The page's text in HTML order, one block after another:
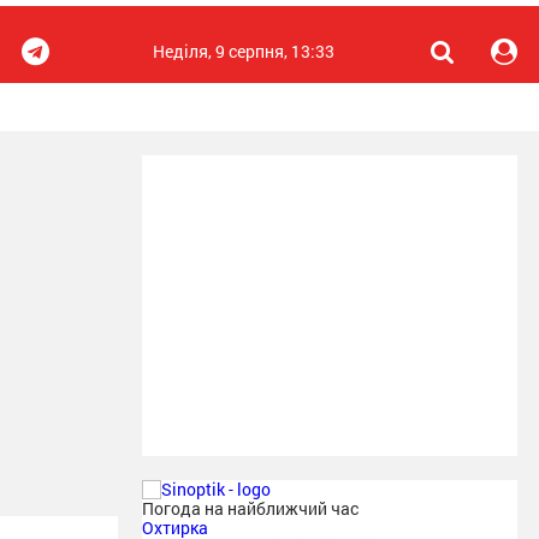
Неділя, 9 серпня, 13:33
Погода на найближчий час
Охтирка